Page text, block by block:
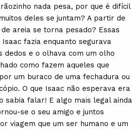
nada pesa, por que é difícil
deles se juntam? A partir de
areia se torna pesado? Essas
fazia enquanto segurava
dedos e o olhava com um olho
como fazem aqueles que
um buraco de uma fechadura ou
O que Isaac não esperava era
sabia falar! E algo mais legal ainda
se o seu amigo e juntos
viagem que um ser humano e um